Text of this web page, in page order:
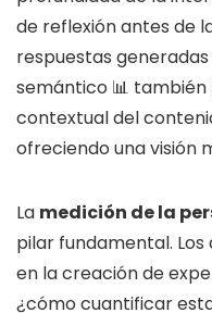
de reflexión antes de
respuestas
semántico 📊
contextual del
ofreciendo una visión
La medición de la
pilar fundamental.
en la creación de
¿cómo cuantificar